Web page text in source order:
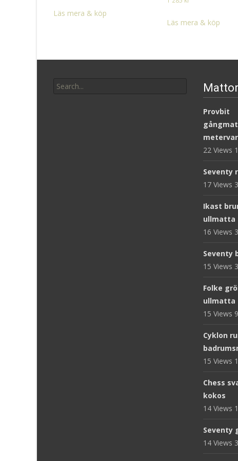
Läs mera & köp
Läs mera & köp
for:
Provbit
22 Views 1
Seventy
17 Views
Ikast
ullmatta
16 Views
Seventy
15 Views
Folke
ullmatta
15 Views
Cyklon
15 Views
Chess
kokos
14 Views
Seventy
14 Views